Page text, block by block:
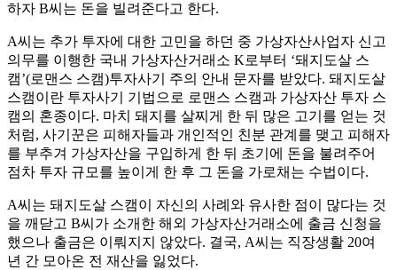
하자 B씨는 돈을 빌려준다고 한다.
A씨는 추가 투자에 대한 고민을 하던 중 가상자산사업자 신고
의무를 이행한 국내 가상자산거래소 K로부터 ‘돼지도살 스
캠’(로맨스 스캠)투자사기 주의 안내 문자를 받았다. 돼지도살
스캠이란 투자사기 기법으로 로맨스 스캠과 가상자산 투자 스
캠의 혼종이다. 마치 돼지를 살찌게 한 뒤 많은 고기를 얻는 것
처럼, 사기꾼은 피해자들과 개인적인 친분 관계를 맺고 피해자
를 부추겨 가상자산을 구입하게 한 뒤 초기에 돈을 불려주어
점차 투자 규모를 높이게 한 후 그 돈을 가로채는 수법이다.
A씨는 돼지도살 스캠이 자신의 사례와 유사한 점이 많다는 것
을 깨닫고 B씨가 소개한 해외 가상자산거래소에 출금 신청을
했으나 출금은 이뤄지지 않았다. 결국, A씨는 직장생활 20여
년 간 모아온 전 재산을 잃었다.